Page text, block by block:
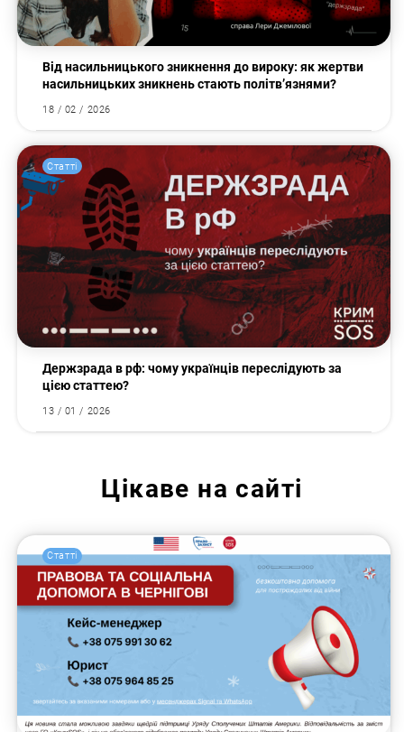
Від насильницького зникнення до вироку: як жертви
насильницьких зникнень стають політв’язнями?
18 / 02 / 2026
Статті
Держзрада в рф: чому українців переслідують за
цією статтею?
13 / 01 / 2026
Цікаве на сайті
Статті